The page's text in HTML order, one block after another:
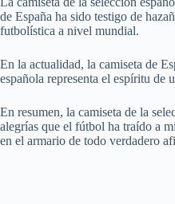
de España ha sido testigo de
futbolística a nivel mundial.
En la actualidad, la camiseta de
española representa el espíritu
En resumen, la camiseta de la
alegrías que el fútbol ha traído a
en el armario de todo verdadero